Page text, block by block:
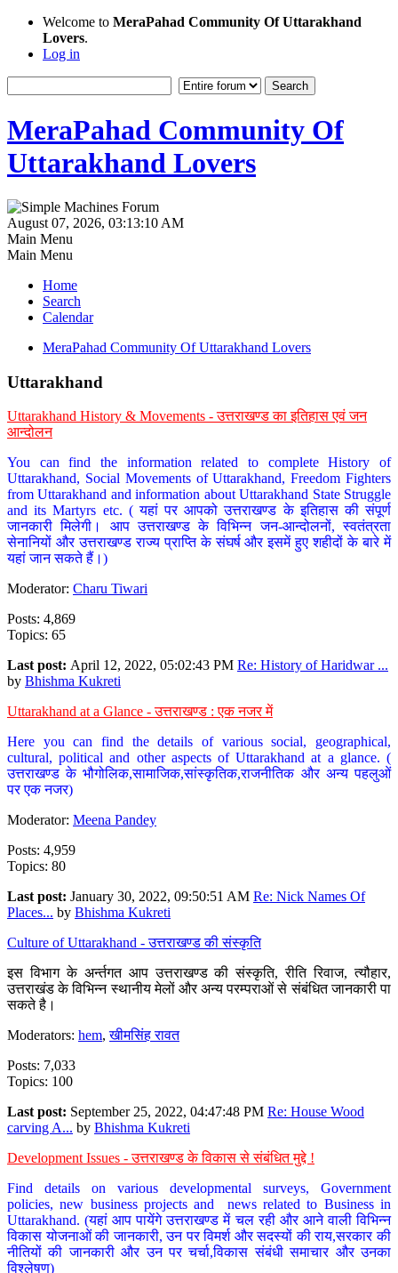
Welcome to MeraPahad Community Of Uttarakhand
Lovers.
Log in
MeraPahad Community Of
Uttarakhand Lovers
August 07, 2026, 03:13:10 AM
Main Menu
Main Menu
Home
Search
Calendar
MeraPahad Community Of Uttarakhand Lovers
Uttarakhand
Uttarakhand History & Movements - उत्तराखण्ड का इतिहास एवं जन
आन्दोलन
You can find the information related to complete History of
Uttarakhand, Social Movements of Uttarakhand, Freedom Fighters
from Uttarakhand and information about Uttarakhand State Struggle
and its Martyrs etc. ( यहां पर आपको उत्तराखण्ड के इतिहास की संपूर्ण
जानकारी मिलेगी। आप उत्तराखण्ड के विभिन्न जन-आन्दोलनों, स्वतंत्रता
सेनानियों और उत्तराखण्ड राज्य प्राप्ति के संघर्ष और इसमें हुए शहीदों के बारे में
यहां जान सकते हैं।)
Moderator: Charu Tiwari
Posts: 4,869
Topics: 65
Last post: April 12, 2022, 05:02:43 PM Re: History of Haridwar ...
by Bhishma Kukreti
Uttarakhand at a Glance - उत्तराखण्ड : एक नजर में
Here you can find the details of various social, geographical,
cultural, political and other aspects of Uttarakhand at a glance. (
उत्तराखण्ड के भौगोलिक,सामाजिक,सांस्कृतिक,राजनीतिक और अन्य पहलुओं
पर एक नजर)
Moderator: Meena Pandey
Posts: 4,959
Topics: 80
Last post: January 30, 2022, 09:50:51 AM Re: Nick Names Of
Places... by Bhishma Kukreti
Culture of Uttarakhand - उत्तराखण्ड की संस्कृति
इस विभाग के अर्न्तगत आप उत्तराखण्ड की संस्कृति, रीति रिवाज, त्यौहार,
उत्तराखंड के विभिन्न स्थानीय मेलों और अन्य परम्पराओं से संबंधित जानकारी पा
सकते है।
Moderators: hem,खीमसिंह रावत
Posts: 7,033
Topics: 100
Last post: September 25, 2022, 04:47:48 PM Re: House Wood
carving A... by Bhishma Kukreti
Development Issues - उत्तराखण्ड के विकास से संबंधित मुद्दे !
Find details on various developmental surveys, Government
policies, new business projects and news related to Business in
Uttarakhand. (यहां आप पायेंगे उत्तराखण्ड में चल रही और आने वाली विभिन्न
विकास योजनाओं की जानकारी, उन पर विमर्श और सदस्यों की राय,सरकार की
नीतियों की जानकारी और उन पर चर्चा,विकास संबंधी समाचार और उनका
विश्लेषण)